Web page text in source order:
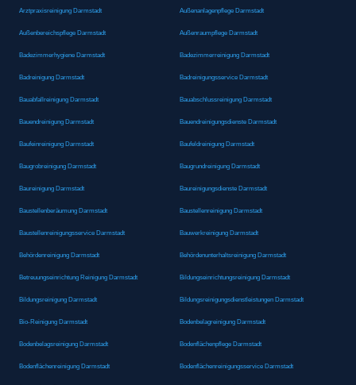
Arztpraxisreinigung Darmstadt Außenanlagenpflege Darmstadt
Außenbereichspflege Darmstadt Außenraumpflege Darmstadt
Badezimmerhygiene Darmstadt Badezimmerreinigung Darmstadt
Badreinigung Darmstadt Badreinigungsservice Darmstadt
Bauabfallreinigung Darmstadt Bauabschlussreinigung Darmstadt
Bauendreinigung Darmstadt Bauendreinigungsdienste Darmstadt
Baufeinreinigung Darmstadt Baufeldreinigung Darmstadt
Baugrobreinigung Darmstadt Baugrundreinigung Darmstadt
Baureinigung Darmstadt Baureinigungsdienste Darmstadt
Baustellenberäumung Darmstadt Baustellenreinigung Darmstadt
Baustellenreinigungsservice Darmstadt Bauwerkreinigung Darmstadt
Behördenreinigung Darmstadt Behördenunterhaltsreinigung Darmstadt
Betreuungseinrichtung Reinigung Darmstadt Bildungseinrichtungsreinigung Darmstadt
Bildungsreinigung Darmstadt Bildungsreinigungsdienstleistungen Darmstadt
Bio-Reinigung Darmstadt Bodenbelagreinigung Darmstadt
Bodenbelagsreinigung Darmstadt Bodenflächenpflege Darmstadt
Bodenflächenreinigung Darmstadt Bodenflächenreinigungsservice Darmstadt